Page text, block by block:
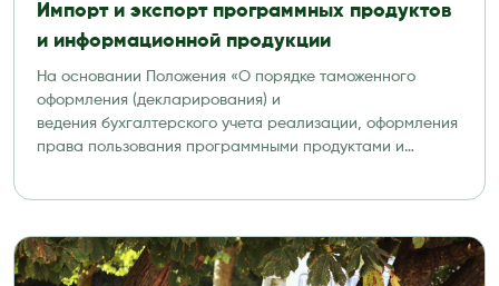
Импорт и экспорт программных продуктов
и информационной продукции
На основании Положения «О порядке таможенного
оформления (декларирования) и
ведения бухгалтерского учета реализации, оформления
права пользования программными продуктами и